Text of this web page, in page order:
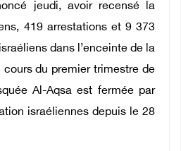
jeudi, avoir recensé la
419 arrestations et 9 373
dans l’enceinte de la
cours du premier trimestre de
Al-Aqsa est fermée par
israéliennes depuis le 28